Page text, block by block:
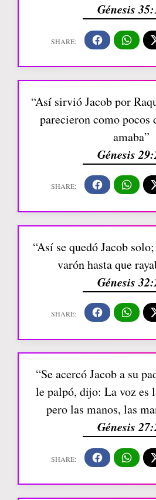
Génesis
“Así sirvió Jacob por
parecieron como pocos
amaba”
Génesis
“Así se quedó Jacob
varón hasta que
Génesis
“Se acercó Jacob a su
le palpó, dijo: La voz es
pero las manos, las
Génesis